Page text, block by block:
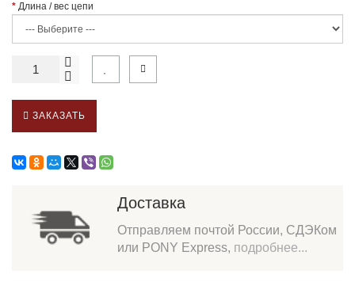
Длина / вес цепи
ЗАКАЗАТЬ
Доставка
Отправляем почтой России, СДЭКом
или PONY Express, подробнее...